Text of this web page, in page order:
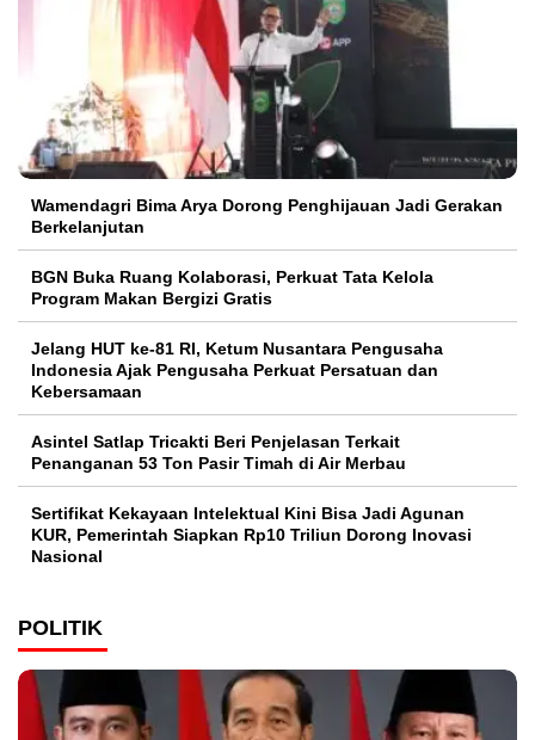
Wamendagri Bima Arya Dorong Penghijauan Jadi Gerakan
Berkelanjutan
BGN Buka Ruang Kolaborasi, Perkuat Tata Kelola
Program Makan Bergizi Gratis
Jelang HUT ke-81 RI, Ketum Nusantara Pengusaha
Indonesia Ajak Pengusaha Perkuat Persatuan dan
Kebersamaan
Asintel Satlap Tricakti Beri Penjelasan Terkait
Penanganan 53 Ton Pasir Timah di Air Merbau
Sertifikat Kekayaan Intelektual Kini Bisa Jadi Agunan
KUR, Pemerintah Siapkan Rp10 Triliun Dorong Inovasi
Nasional
POLITIK